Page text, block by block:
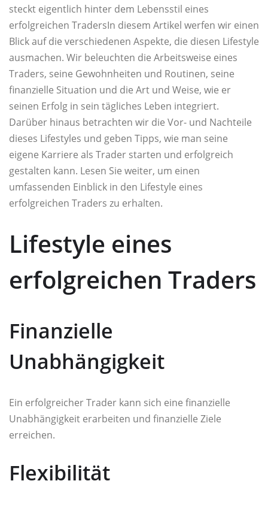
steckt eigentlich hinter dem Lebensstil eines
erfolgreichen TradersIn diesem Artikel werfen wir einen
Blick auf die verschiedenen Aspekte, die diesen Lifestyle
ausmachen. Wir beleuchten die Arbeitsweise eines
Traders, seine Gewohnheiten und Routinen, seine
finanzielle Situation und die Art und Weise, wie er
seinen Erfolg in sein tägliches Leben integriert.
Darüber hinaus betrachten wir die Vor- und Nachteile
dieses Lifestyles und geben Tipps, wie man seine
eigene Karriere als Trader starten und erfolgreich
gestalten kann. Lesen Sie weiter, um einen
umfassenden Einblick in den Lifestyle eines
erfolgreichen Traders zu erhalten.
Lifestyle eines
erfolgreichen Traders
Finanzielle
Unabhängigkeit
Ein erfolgreicher Trader kann sich eine finanzielle
Unabhängigkeit erarbeiten und finanzielle Ziele
erreichen.
Flexibilität